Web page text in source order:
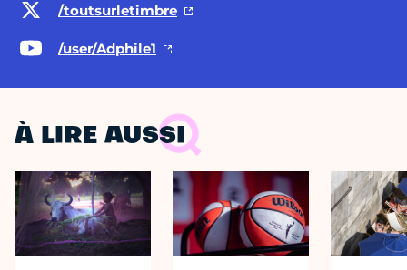
/toutsurletimbre
/user/Adphile1
À LIRE AUSSI